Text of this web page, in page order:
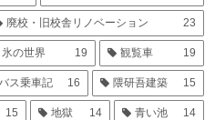
廃校・旧校舎リノベーション 23
の世界 19 観覧車 19
ス乗車記 16 隈研吾建築 15
15 地獄 14 青い池 14